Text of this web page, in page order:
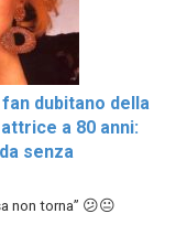
dubitano della
a 80 anni:
senza
non torna” 😕😐